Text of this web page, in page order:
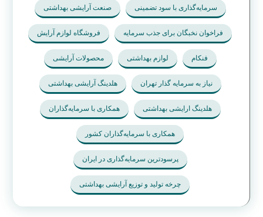
سرمایه‌گذاری با سود تضمینی صنعت آرایشی بهداشتی
فراخوان نخبگان برای جذب سرمایه فروشگاه لوازم آرایش
فنکام لوازم بهداشتی محصولات آرایشی
نیاز به سرمایه گذار تهران هلدینگ آرایشی بهداشتی
هلدینگ ارایشی بهداشتی همکاری با سرمایه‌گذاران
همکاری با سرمایه‌گذاران کشور
پرسودترین سرمایه‌گذاری در ایران
چرخه تولید و توزیع آرایشی بهداشتی